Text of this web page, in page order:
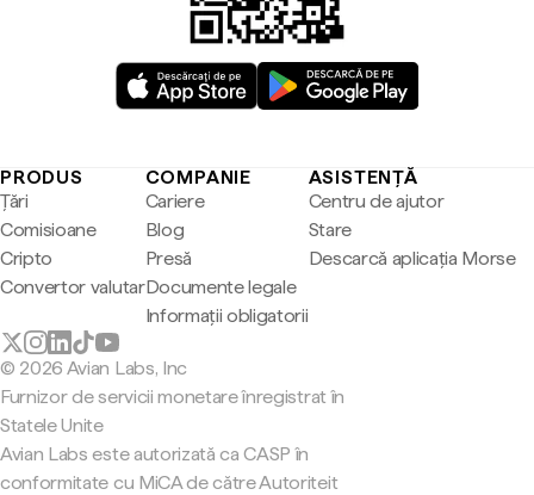
PRODUS
Țări
Comisioane
Cripto
Convertor valutar
COMPANIE
Cariere
Blog
Presă
Documente legale
Informații obligatorii
ASISTENȚĂ
Centru de ajutor
Stare
Descarcă aplicația Morse
© 2026 Avian Labs, Inc
Furnizor de servicii monetare înregistrat în
Statele Unite
Avian Labs este autorizată ca CASP în
conformitate cu MiCA de către Autoriteit